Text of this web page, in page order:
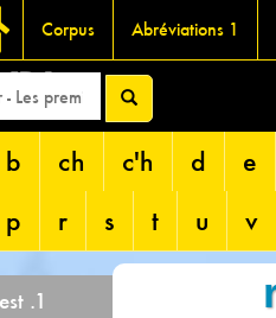
Corpus Abréviations 1
b ch c'h d
e
p r s t u v
.1